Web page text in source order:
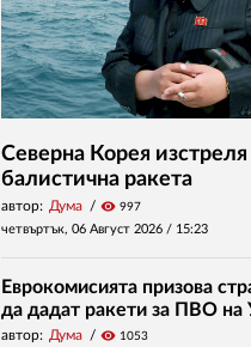
Северна Корея
балистична ракета
автор: Дума visibility 997
четвъртък, 06 Август 2026 / 15:23
Еврокомисията призова
да дадат ракети за ПВО на
автор: Дума visibility 1053